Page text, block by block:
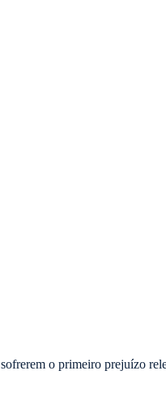
o primeiro prejuízo